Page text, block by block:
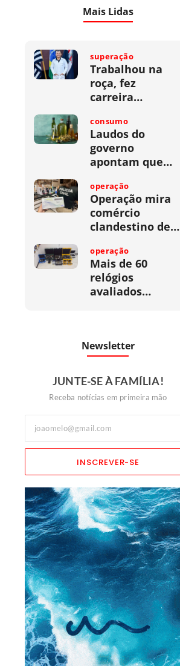
Mais Lidas
superação
Trabalhou na
roça, fez
carreira…
consumo
Laudos do
governo
apontam que…
operação
Operação mira
comércio
clandestino de…
operação
Mais de 60
relógios
avaliados…
Newsletter
JUNTE-SE À FAMÍLIA!
Receba notícias em primeira mão
INSCREVER-SE